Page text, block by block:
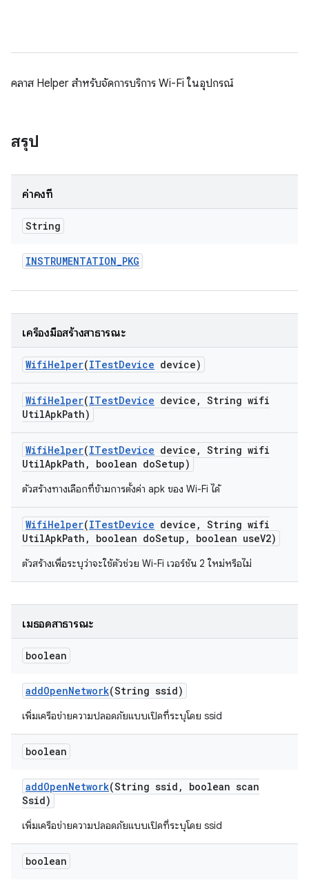
คลาส Helper สำหรับจัดการบริการ Wi-Fi ในอุปกรณ์
สรุป
ค่าคงที่
String
INSTRUMENTATION_PKG
เครื่องมือสร้างสาธารณะ
WifiHelper(ITestDevice device)
WifiHelper(ITestDevice device , String wifi
UtilApkPath)
WifiHelper(ITestDevice device , String wifi
UtilApkPath , boolean doSetup)
ตัวสร้างทางเลือกที่ข้ามการตั้งค่า apk ของ Wi-Fi ได้
WifiHelper(ITestDevice device , String wifi
UtilApkPath , boolean doSetup , boolean useV2)
ตัวสร้างเพื่อระบุว่าจะใช้ตัวช่วย Wi-Fi เวอร์ชัน 2 ใหม่หรือไม่
เมธอดสาธารณะ
boolean
addOpenNetwork(String ssid)
เพิ่มเครือข่ายความปลอดภัยแบบเปิดที่ระบุโดย ssid
boolean
addOpenNetwork(String ssid ,
boolean scan
Ssid)
เพิ่มเครือข่ายความปลอดภัยแบบเปิดที่ระบุโดย ssid
boolean